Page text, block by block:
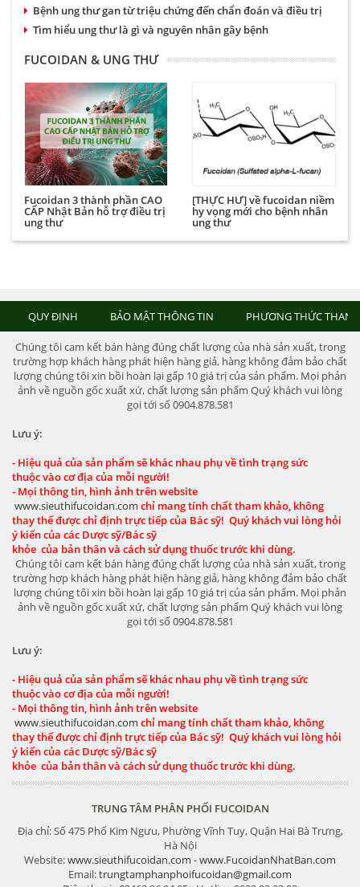
Bệnh ung thư gan từ triệu chứng đến chẩn đoán và điều trị
Tìm hiểu ung thư là gì và nguyên nhân gây bệnh
FUCOIDAN & UNG THƯ
Fucoidan 3 thành phần CAO
CẤP Nhật Bản hỗ trợ điều trị
ung thư
[THỰC HƯ] về fucoidan niềm
hy vọng mới cho bệnh nhân
ung thư
QUY ĐỊNH BẢO MẬT THÔNG TIN PHƯƠNG THỨC
Chúng tôi cam kết bán hàng đúng chất lượng của nhà sản xuất, trong
trường hợp khách hàng phát hiện hàng giả, hàng không đảm bảo chất
lượng chúng tôi xin bồi hoàn lại gấp 10 giá trị của sản phẩm. Mọi phản
ảnh về nguồn gốc xuất xứ, chất lượng sản phẩm Quý khách vui lòng
gọi tới số 0904.878.581
Lưu ý:
- Hiệu quả của sản phẩm sẽ khác nhau phụ về tình trạng sức
thuộc vào cơ địa của mỗi người!
- Mọi thông tin, hình ảnh trên website
www.sieuthifucoidan.com chỉ mang tính chất tham khảo, không
thay thế được chỉ định trực tiếp của Bác sỹ! Quý khách vui lòng hỏi
ý kiến của các Dược sỹ/Bác sỹ
khỏe của bản thân và cách sử dụng thuốc trước khi dùng.
Chúng tôi cam kết bán hàng đúng chất lượng của nhà sản xuất, trong
trường hợp khách hàng phát hiện hàng giả, hàng không đảm bảo chất
lượng chúng tôi xin bồi hoàn lại gấp 10 giá trị của sản phẩm. Mọi phản
ảnh về nguồn gốc xuất xứ, chất lượng sản phẩm Quý khách vui lòng
gọi tới số 0904.878.581
Lưu ý:
- Hiệu quả của sản phẩm sẽ khác nhau phụ về tình trạng sức
thuộc vào cơ địa của mỗi người!
- Mọi thông tin, hình ảnh trên website
www.sieuthifucoidan.com chỉ mang tính chất tham khảo, không
thay thế được chỉ định trực tiếp của Bác sỹ! Quý khách vui lòng hỏi
ý kiến của các Dược sỹ/Bác sỹ
khỏe của bản thân và cách sử dụng thuốc trước khi dùng.
TRUNG TÂM PHÂN PHỐI FUCOIDAN
Địa chỉ: Số 475 Phố Kim Ngưu, Phường Vĩnh Tuy, Quận Hai Bà Trưng,
Hà Nội
Website:www.sieuthifucoidan.com -www.FucoidanNhatBan.com
Email:trungtamphanphoifucoidan@gmail.com